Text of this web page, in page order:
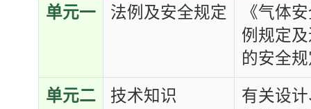
单元一 法例及安全规定
《气体
例规定
的安全
单元二 技术知识
有关设